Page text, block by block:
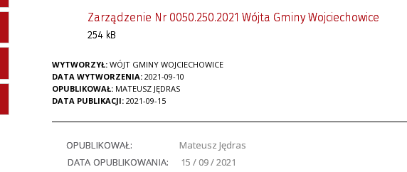
Zarządzenie Nr 0050.250.2021 Wójta Gminy Wojciechowice
254 kB
WYTWORZYŁ: WÓJT GMINY WOJCIECHOWICE
DATA WYTWORZENIA: 2021-09-10
OPUBLIKOWAŁ: MATEUSZ JĘDRAS
DATA PUBLIKACJI: 2021-09-15
OPUBLIKOWAŁ:
Mateusz Jędras
DATA OPUBLIKOWANIA:
15 / 09 / 2021